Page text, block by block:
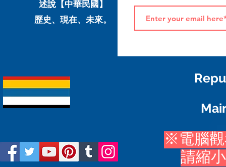
述說【中華民國】
歷史、現在、未來。
※電腦觀
請縮